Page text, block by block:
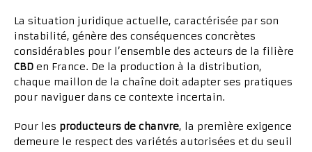
La situation juridique actuelle, caractérisée par son
instabilité, génère des conséquences concrètes
considérables pour l’ensemble des acteurs de la filière
CBD en France. De la production à la distribution,
chaque maillon de la chaîne doit adapter ses pratiques
pour naviguer dans ce contexte incertain.
Pour les producteurs de chanvre, la première exigence
demeure le respect des variétés autorisées et du seuil